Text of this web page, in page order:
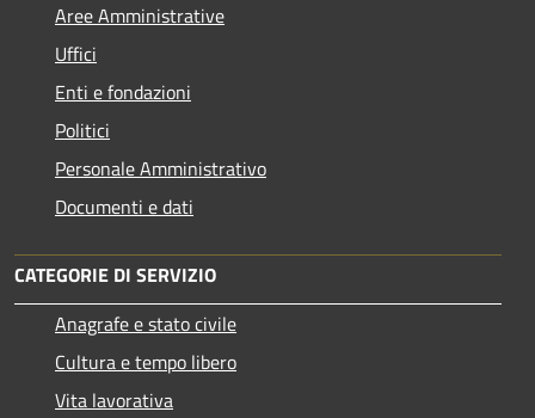
Aree Amministrative
Uffici
Enti e fondazioni
Politici
Personale Amministrativo
Documenti e dati
CATEGORIE DI SERVIZIO
Anagrafe e stato civile
Cultura e tempo libero
Vita lavorativa